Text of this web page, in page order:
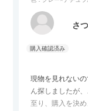
さ
現物を見れない
ん探しましたが
至り、購入を決